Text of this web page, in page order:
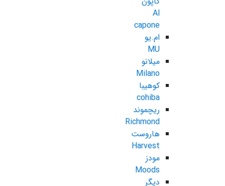
Al
capone
ام.یو
MU
میلانو
Milano
کوهیبا
cohiba
ریچموند
Richmond
هاروست
Harvest
مودز
Moods
دیگر